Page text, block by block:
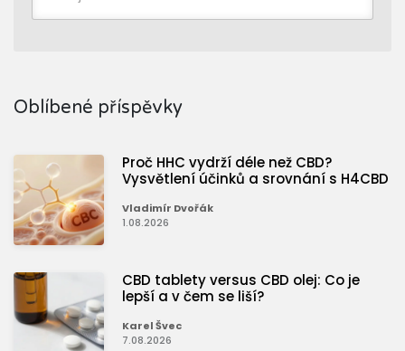
Oblíbené příspěvky
Proč HHC vydrží déle než CBD?
Vysvětlení účinků a srovnání s H4CBD
Vladimír Dvořák
1.08.2026
CBD tablety versus CBD olej: Co je
lepší a v čem se liší?
Karel Švec
7.08.2026